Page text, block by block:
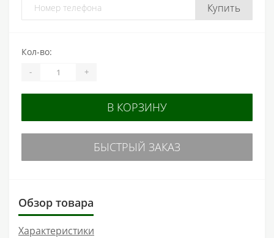
Купить
Кол-во:
- +
В КОРЗИНУ
БЫСТРЫЙ ЗАКАЗ
Обзор товара
Характеристики